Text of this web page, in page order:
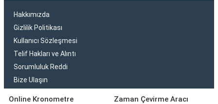
Hakkımızda
Gizlilik Politikası
Kullanıcı Sözleşmesi
Telif Hakları ve Alıntı
Sorumluluk Reddi
Bize Ulaşın
Online Kronometre
Zaman Çevirme Aracı